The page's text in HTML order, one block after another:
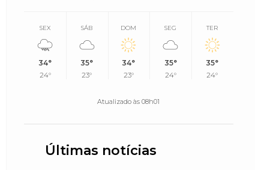
SEX
34°
24°
SÁB
35°
23°
DOM
34°
23°
SEG
35°
24°
TER
35°
24°
Atualizado às 08h01
Últimas notícias